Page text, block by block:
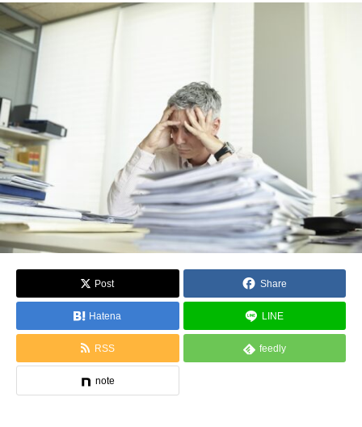
Post Share
Hatena LINE
RSS feedly
note